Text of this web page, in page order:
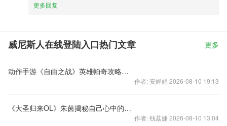
更多回复
威尼斯人在线登陆入口热门文章 更多
动作手游《自由之战》英雄帕奇攻略视频
作者: 安婵娟 2026-08-10 19:13
《大圣归来OL》朱茵揭秘自己心中的盖世英雄
作者: 钱荔婕 2026-08-10 13:04